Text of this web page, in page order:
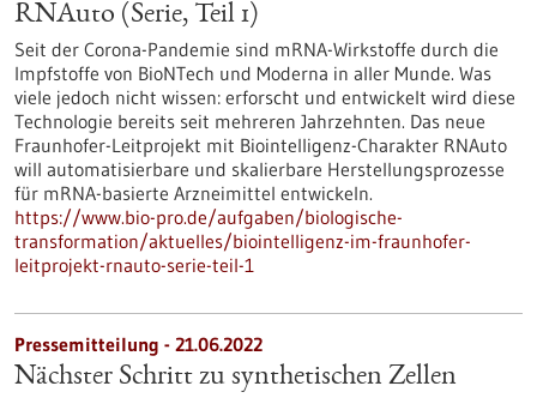
RNAuto (Serie, Teil 1)
Seit der Corona-Pandemie sind mRNA-Wirkstoffe durch die
Impfstoffe von BioNTech und Moderna in aller Munde. Was
viele jedoch nicht wissen: erforscht und entwickelt wird diese
Technologie bereits seit mehreren Jahrzehnten. Das neue
Fraunhofer-Leitprojekt mit Biointelligenz-Charakter RNAuto
will automatisierbare und skalierbare Herstellungsprozesse
für mRNA-basierte Arzneimittel entwickeln.
https://www.bio-pro.de/aufgaben/biologische-
transformation/aktuelles/biointelligenz-im-fraunhofer-
leitprojekt-rnauto-serie-teil-1
Pressemitteilung - 21.06.2022
Nächster Schritt zu synthetischen Zellen